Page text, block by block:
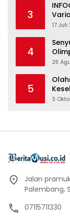
3
17
4
25
5
3
Jalan
Palembang,
07115711330